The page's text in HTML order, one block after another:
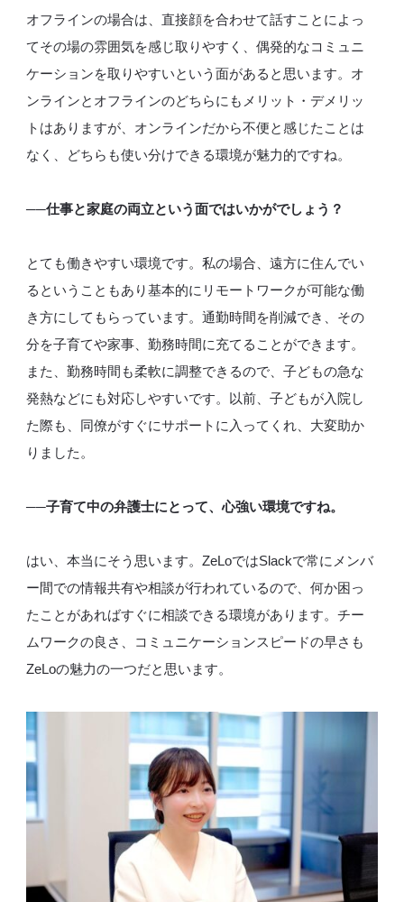
オフラインの場合は、直接顔を合わせて話すことによっ
てその場の雰囲気を感じ取りやすく、偶発的なコミュニ
ケーションを取りやすいという面があると思います。オ
ンラインとオフラインのどちらにもメリット・デメリッ
トはありますが、オンラインだから不便と感じたことは
なく、どちらも使い分けできる環境が魅力的ですね。
──仕事と家庭の両立という面ではいかがでしょう？
とても働きやすい環境です。私の場合、遠方に住んでい
るということもあり基本的にリモートワークが可能な働
き方にしてもらっています。通勤時間を削減でき、その
分を子育てや家事、勤務時間に充てることができます。
また、勤務時間も柔軟に調整できるので、子どもの急な
発熱などにも対応しやすいです。以前、子どもが入院し
た際も、同僚がすぐにサポートに入ってくれ、大変助か
りました。
──子育て中の弁護士にとって、心強い環境ですね。
はい、本当にそう思います。ZeLoではSlackで常にメンバ
ー間での情報共有や相談が行われているので、何か困っ
たことがあればすぐに相談できる環境があります。チー
ムワークの良さ、コミュニケーションスピードの早さも
ZeLoの魅力の一つだと思います。